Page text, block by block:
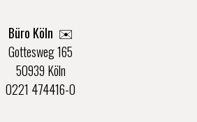
Büro Köln ✉️
Gottesweg 165
50939 Köln
0221 474416-0